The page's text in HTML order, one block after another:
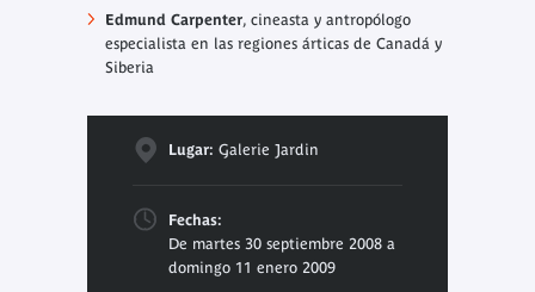
Edmund Carpenter, cineasta y antropólogo
especialista en las regiones árticas de Canadá y
Siberia
Lugar: Galerie Jardin
Fechas:
De martes 30 septiembre 2008 a
domingo 11 enero 2009